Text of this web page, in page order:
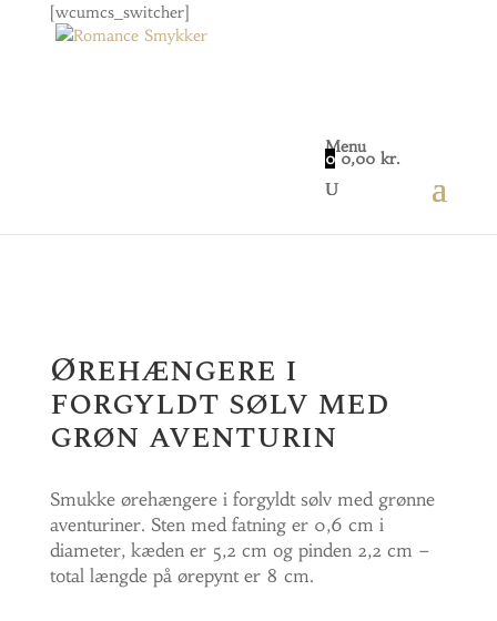
[wcumcs_switcher]
Menu
0 0,00kr.
/ Ørehængere i forgyldt
Ørehængere i
forgyldt sølv med
grøn aventurin
Smukke ørehængere i forgyldt sølv med grønne
aventuriner. Sten med fatning er 0,6 cm i
diameter, kæden er 5,2 cm og pinden 2,2 cm –
total længde på ørepynt er 8 cm.